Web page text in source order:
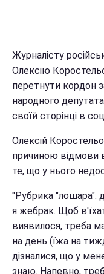
Журналісту
Олексію
перетнути кордон
народного
своїй сторінці в
Олексій
причиною відмови
те, що у нього
"Рубрика "лошара":
я жебрак. Щоб
виявилося, треба
на день (їжа на
дізналися, що у
знаю. Напевно,